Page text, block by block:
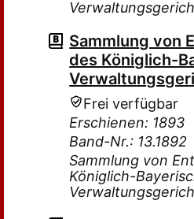
Sammlung von
des Königlich-
Frei verfügbar
Erschienen: 1893
Band-Nr.: 13.1892
Sammlung von
Königlich-